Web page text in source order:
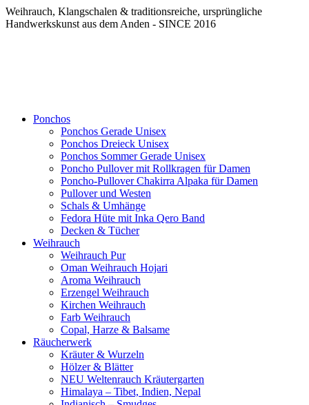
Weihrauch, Klangschalen & traditionsreiche, ursprüngliche
Handwerkskunst aus dem Anden - SINCE 2016
Ponchos
Ponchos Gerade Unisex
Ponchos Dreieck Unisex
Ponchos Sommer Gerade Unisex
Poncho Pullover mit Rollkragen für Damen
Poncho-Pullover Chakirra Alpaka für Damen
Pullover und Westen
Schals & Umhänge
Fedora Hüte mit Inka Qero Band
Decken & Tücher
Weihrauch
Weihrauch Pur
Oman Weihrauch Hojari
Aroma Weihrauch
Erzengel Weihrauch
Kirchen Weihrauch
Farb Weihrauch
Copal, Harze & Balsame
Räucherwerk
Kräuter & Wurzeln
Hölzer & Blätter
NEU Weltenrauch Kräutergarten
Himalaya – Tibet, Indien, Nepal